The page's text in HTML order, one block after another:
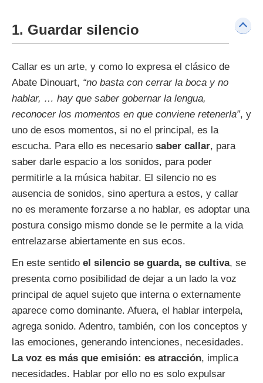
1. Guardar silencio
Callar es un arte, y como lo expresa el clásico de
Abate Dinouart, “no basta con cerrar la boca y no
hablar, … hay que saber gobernar la lengua,
reconocer los momentos en que conviene retenerla”, y
uno de esos momentos, si no el principal, es la
escucha. Para ello es necesario saber callar, para
saber darle espacio a los sonidos, para poder
permitirle a la música habitar. El silencio no es
ausencia de sonidos, sino apertura a estos, y callar
no es meramente forzarse a no hablar, es adoptar una
postura consigo mismo donde se le permite a la vida
entrelazarse abiertamente en sus ecos.
En este sentido el silencio se guarda, se cultiva, se
presenta como posibilidad de dejar a un lado la voz
principal de aquel sujeto que interna o externamente
aparece como dominante. Afuera, el hablar interpela,
agrega sonido. Adentro, también, con los conceptos y
las emociones, generando intenciones, necesidades.
La voz es más que emisión: es atracción, implica
necesidades. Hablar por ello no es solo expulsar